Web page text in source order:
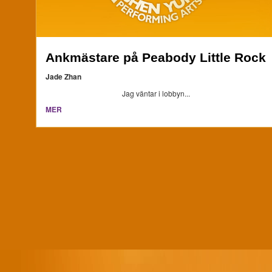
Ankmästare på Peabody Little Rock
Jade Zhan
Jag väntar i lobbyn...
MER